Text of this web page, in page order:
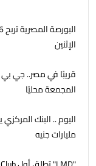
الإثنين
المجمعة محليًا
مليارات جنيه